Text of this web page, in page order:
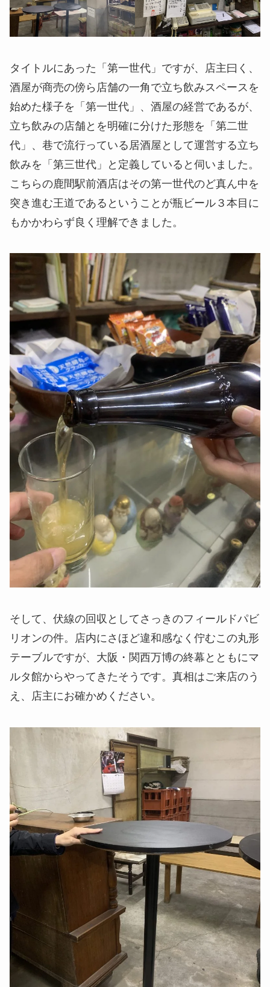
タイトルにあった「第一世代」ですが、店主曰く、
酒屋が商売の傍ら店舗の一角で立ち飲みスペースを
始めた様子を「第一世代」、酒屋の経営であるが、
立ち飲みの店舗とを明確に分けた形態を「第二世
代」、巷で流行っている居酒屋として運営する立ち
飲みを「第三世代」と定義していると伺いました。
こちらの鹿間駅前酒店はその第一世代のど真ん中を
突き進む王道であるということが瓶ビール３本目に
もかかわらず良く理解できました。
そして、伏線の回収としてさっきのフィールドパビ
リオンの件。店内にさほど違和感なく佇むこの丸形
テーブルですが、大阪・関西万博の終幕とともにマ
ルタ館からやってきたそうです。真相はご来店のう
え、店主にお確かめください。